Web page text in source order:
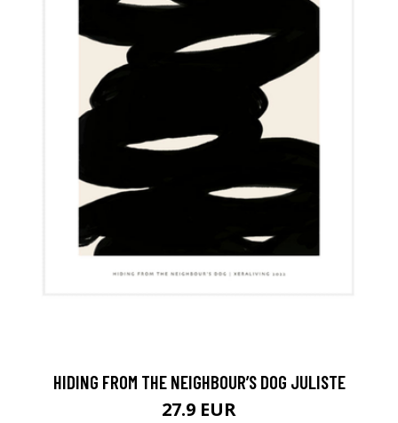
HIDING FROM THE NEIGHBOUR’S DOG JULISTE
27.9 EUR